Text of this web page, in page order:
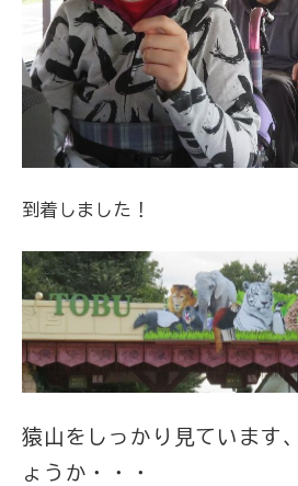
到着しました！
猿山をしっかり見ています
ょうか・・・